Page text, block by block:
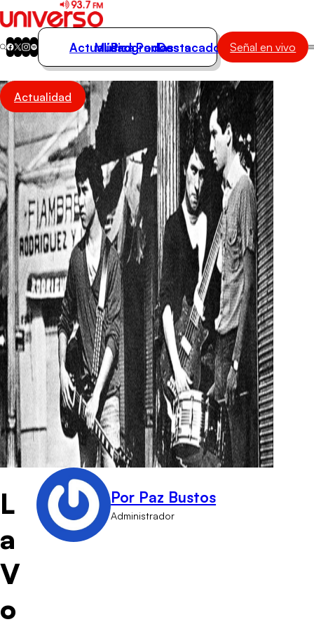
Actualidad
Música
Programas
Podcasts
Destacados
Actualidad
Música
Programas
Podcasts
Destacados Señal en vivo
Actualidad
L
a
V
o
Por Paz Bustos
Administrador